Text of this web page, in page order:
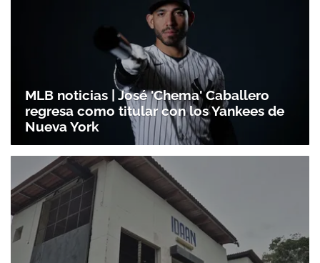
MLB noticias | José 'Chema' Caballero
regresa como titular con los Yankees de
Nueva York